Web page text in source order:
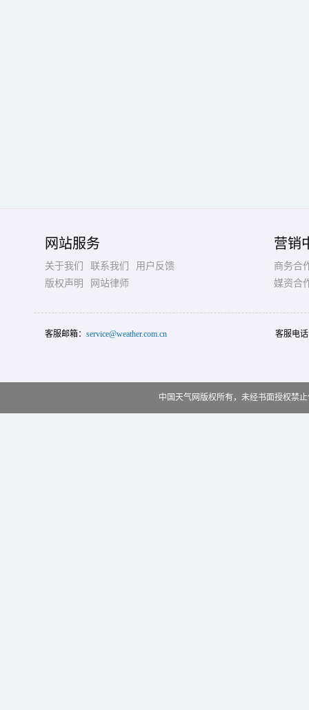
网站服务
关于我们 联系我们
用户反馈
版权声明
网站律师
营销
商务合
媒资合
客服邮箱： service@weather.com.cn 客服电
中国天气网版权所有，未经书面授权